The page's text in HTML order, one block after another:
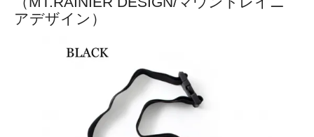
アデザイン）